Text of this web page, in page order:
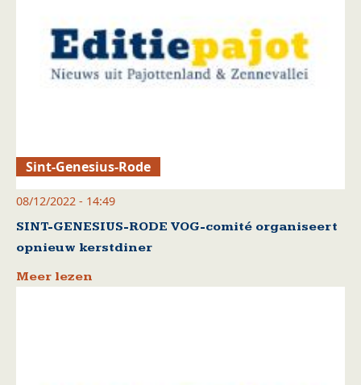
Sint-Genesius-Rode
08/12/2022 - 14:49
SINT-GENESIUS-RODE VOG-comité organiseert
opnieuw kerstdiner
Meer lezen